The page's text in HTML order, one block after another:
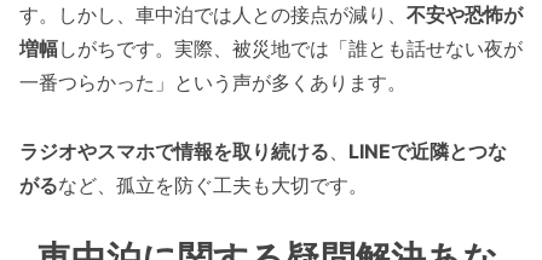
す。しかし、車中泊では人との接点が減り、 不安や恐怖が
増幅しがちです。実際、被災地では「誰とも話せない夜が
一番つらかった」という声が多くあります。
ラジオやスマホで情報を取り続ける
LINEで近隣とつな
がるなど、孤立を防ぐ工夫も大切です。